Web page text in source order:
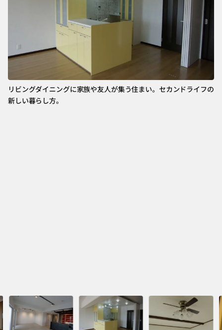
リビングダイニングに家族や友人が集う住まい。セカンドライフの
新しい暮らし方。